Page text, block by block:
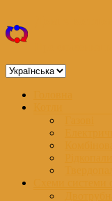
до
вмісту
Вибрати
Меню